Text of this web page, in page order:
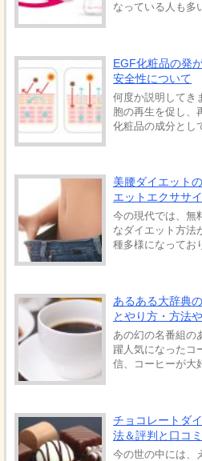
なっている人も多
EGF化粧品の発
安全性について
何度か説明してき
胞の再生を促し、
化粧品の成分とし
美腰ダイエット
エットエクササ
今の現代では、無
なダイエット方法
種多様になってお
あるある大辞典
とやり方・方法
あの幻の名番組の
躍人気になったコ
信、コーヒーが大
チョコレートダ
法＆評判と口コ
今の世の中には、